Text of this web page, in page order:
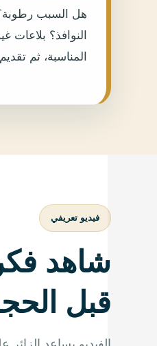
هل السبب
النوافذ؟
المناسبة، ثم
فيديو تعريفي
شاهد
قبل